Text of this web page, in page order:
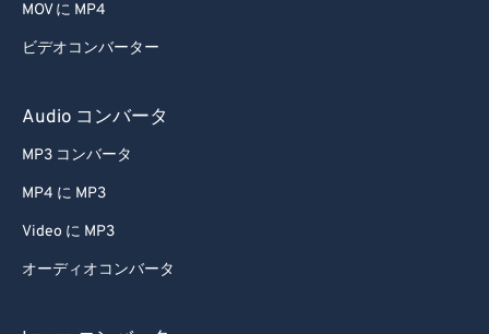
MOV に MP4
ビデオコンバーター
Audio コンバータ
MP3 コンバータ
MP4 に MP3
Video に MP3
オーディオコンバータ